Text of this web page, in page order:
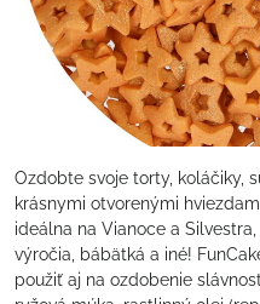
Ozdobte svoje torty, koláčiky,
krásnymi otvorenými
ideálna na Vianoce a
výročia, bábätká a iné!
použiť aj na ozdobenie